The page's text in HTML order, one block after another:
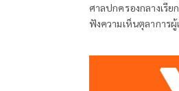
ศาลปกครองกลางเรี
ฟังความเห็นตุลาการ
เลื่อนเลือกตั้งบอร์ดป